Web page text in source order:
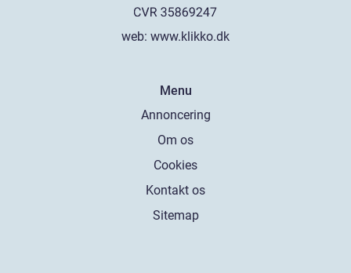
web: www.klikko.dk
Menu
Annoncering
Om os
Cookies
Kontakt os
Sitemap